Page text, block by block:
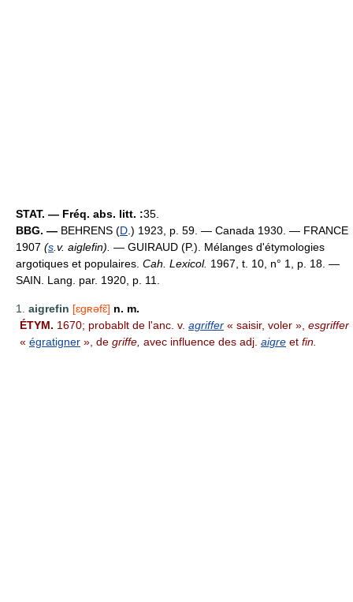
STAT. — Fréq. abs. litt. :35.
BBG. — BEHRENS (D .) 1923, p. 59. — Canada 1930. — FRANCE
1907 (s .v. aiglefin). — GUIRAUD (P.). Mélanges d'étymologies
argotiques et populaires. Cah. Lexicol. 1967, t. 10, n° 1, p. 18. —
SAIN. Lang. par. 1920, p. 11.
1. aigrefin [ɛgʀəfɛ̃] n. m.
ÉTYM. 1670; probablt de l'anc. v. agriffer « saisir, voler », esgriffer
« égratigner », de griffe, avec influence des adj. aigre et fin.